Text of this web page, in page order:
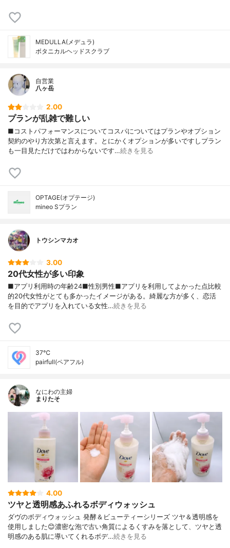
MEDULLA(メデュラ)
ボタニカルヘッドスクラブ
自営業
八ヶ岳
2.00
プランが乱雑で難しい
■コストパフォーマンスについてコスパについてはプランやオプション
契約のやり方次第と言えます。とにかくオプションが多いですしプラン
も一目見ただけではわからないです…続きを見る
OPTAGE(オプテージ)
mineo Sプラン
トウシンマカオ
3.00
20代女性が多い印象
■アプリ利用時の年齢24■性別男性■アプリを利用してよかった点比較
的20代女性がとても多かったイメージがある。綺麗な方が多く、恋活
を目的でアプリを入れている女性…続きを見る
37℃
pairfull(ペアフル)
なにわの主婦
まりたそ
4.00
ツヤと透明感あふれるボディウォッシュ
ダヴのボディウォッシュ 発酵＆ビューティーシリーズ ツヤ＆透明感を
使用しました😊濃密な泡で古い角質によるくすみを落として、ツヤと透
明感のある肌に導いてくれるボデ…続きを見る